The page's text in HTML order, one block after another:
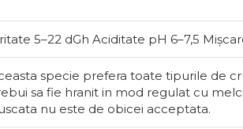
5–22 dGh Aciditate pH 6–7,5
specie prefera toate tipurile de
sa fie hranit in mod regulat cu
nu este de obicei acceptata.